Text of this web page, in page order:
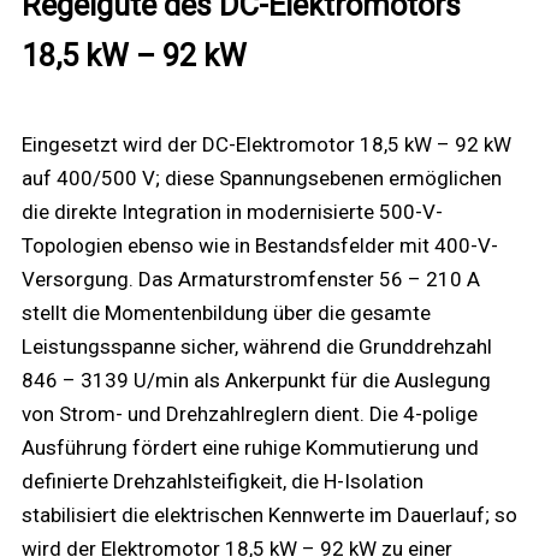
18,5 kW – 92 kW
Eingesetzt wird der DC-Elektromotor 18,5 kW – 92 kW
auf 400/500 V; diese Spannungsebenen ermöglichen
die direkte Integration in modernisierte 500-V-
Topologien ebenso wie in Bestandsfelder mit 400-V-
Versorgung. Das Armaturstromfenster 56 – 210 A
stellt die Momentenbildung über die gesamte
Leistungsspanne sicher, während die Grunddrehzahl
846 – 3139 U/min als Ankerpunkt für die Auslegung
von Strom- und Drehzahlreglern dient. Die 4-polige
Ausführung fördert eine ruhige Kommutierung und
definierte Drehzahlsteifigkeit, die H-Isolation
stabilisiert die elektrischen Kennwerte im Dauerlauf; so
wird der Elektromotor 18,5 kW – 92 kW zu einer